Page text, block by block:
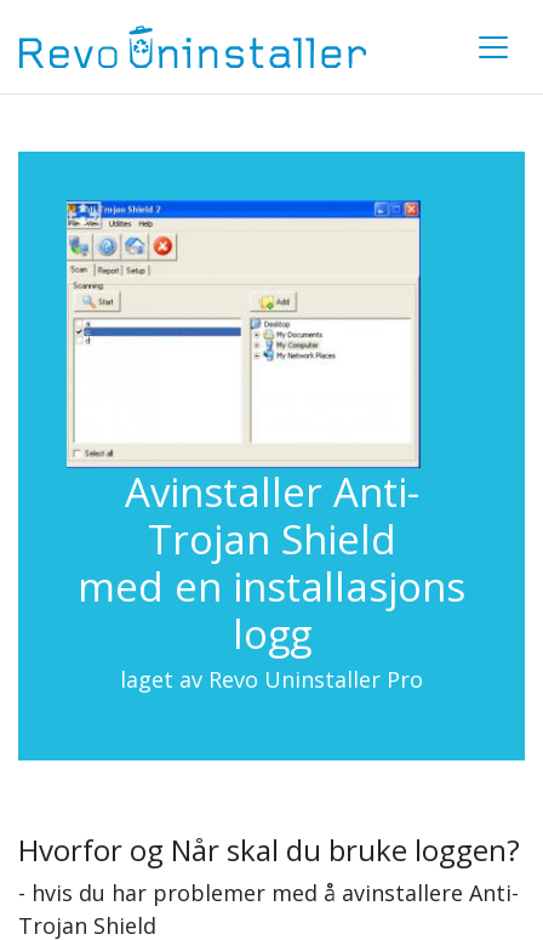
Avinstaller Anti-
Trojan Shield
med en installasjons
logg
laget av Revo Uninstaller Pro
Hvorfor og Når skal du bruke loggen?
- hvis du har problemer med å avinstallere Anti-
Trojan Shield